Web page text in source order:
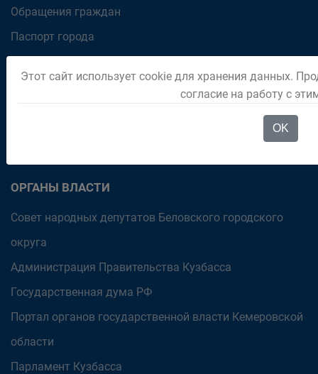
Обращения граждан
Паспорт города
Политика в отношении обработки персональных
ОРГАНЫ ВЛАСТИ
Совет народных депутатов Беловского городского
округа
Администрация Правительства Кузбасса
Государственная дума РФ
Портал органов государственной власти Кемеровской
области
Парламент Кузбасса
Этот сайт использует cookie для хранения данных.
согласие на работу с
OK